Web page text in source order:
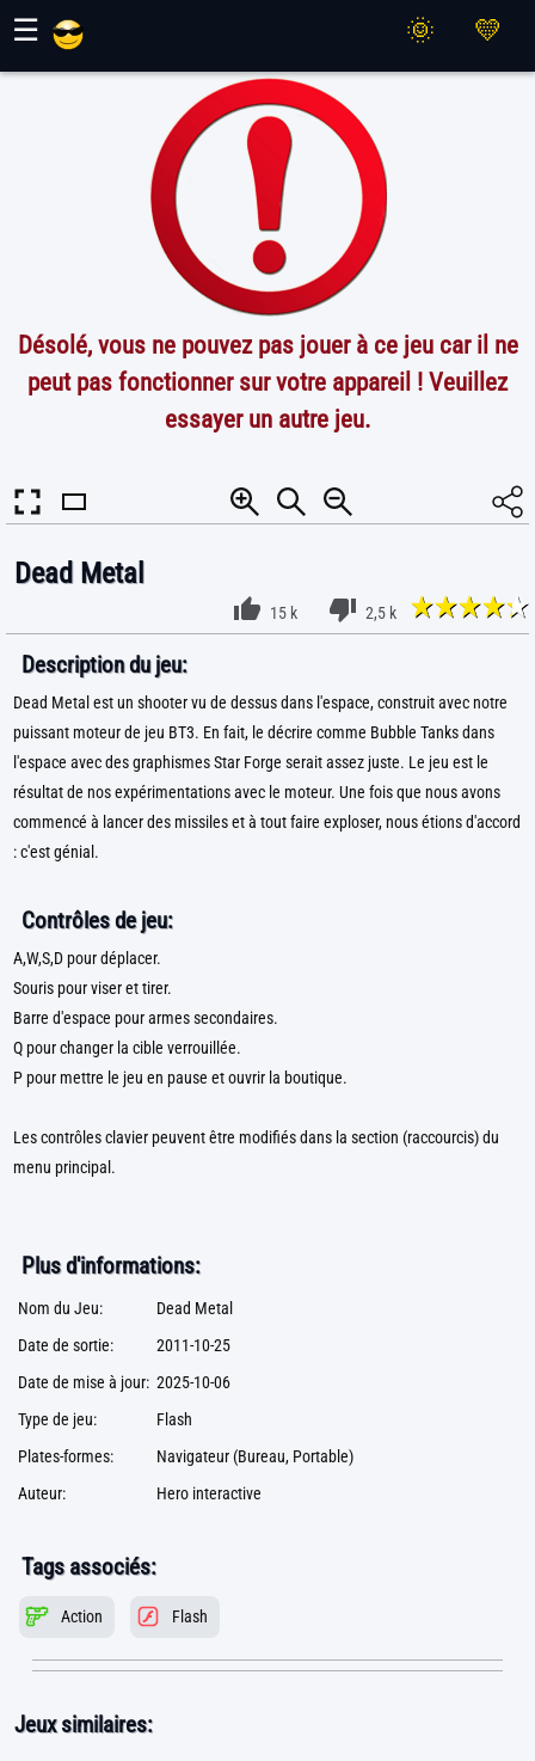
☰
Désolé, vous ne pouvez pas jouer à ce jeu car il ne
peut pas fonctionner sur votre appareil ! Veuillez
essayer un autre jeu.
Dead Metal
15 k 2,5 k
Description du jeu:
Dead Metal est un shooter vu de dessus dans l'espace, construit avec notre
puissant moteur de jeu BT3. En fait, le décrire comme Bubble Tanks dans
l'espace avec des graphismes Star Forge serait assez juste. Le jeu est le
résultat de nos expérimentations avec le moteur. Une fois que nous avons
commencé à lancer des missiles et à tout faire exploser, nous étions d'accord
: c'est génial.
Contrôles de jeu:
A,W,S,D pour déplacer.
Souris pour viser et tirer.
Barre d'espace pour armes secondaires.
Q pour changer la cible verrouillée.
P pour mettre le jeu en pause et ouvrir la boutique.
Les contrôles clavier peuvent être modifiés dans la section (raccourcis) du
menu principal.
Plus d'informations:
Nom du Jeu:
Dead Metal
Date de sortie:
2011-10-25
Date de mise à jour: 2025-10-06
Type de jeu:
Flash
Plates-formes:
Navigateur (Bureau, Portable)
Auteur:
Hero interactive
Tags associés:
Action Flash
Jeux similaires: